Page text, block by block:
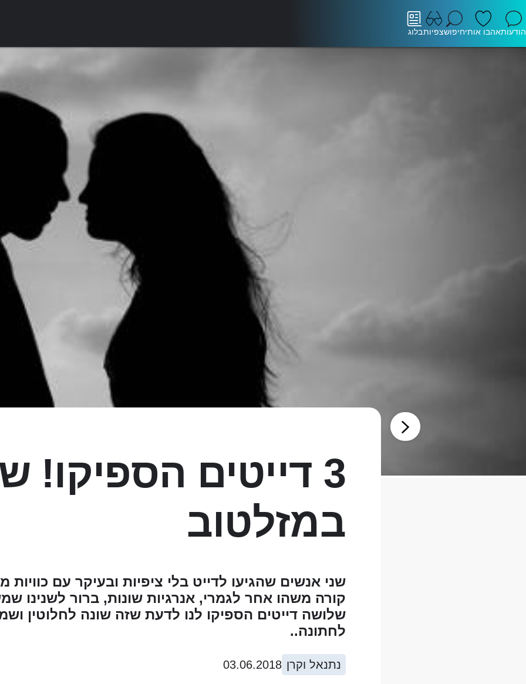
הודעותאהבו אותיחיפושצפיותבלוג
3 דייטים הספיקו!
במזלטוב
שני אנשים שהגיעו לדייט בלי ציפיות ובעיקר עם
קורה משהו אחר לגמרי, אנרגיות שונות, ברור לשנינו
שלושה דייטים הספיקו לנו לדעת שזה שונה לחלוטין
לחתונה..
נתנאל וקרן 03.06.2018